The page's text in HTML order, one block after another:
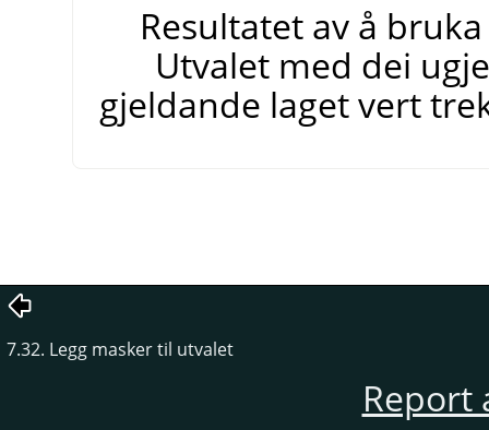
Resultatet av å
Utvalet med dei
gjeldande laget vert
7.32. Legg masker til utvalet
Report